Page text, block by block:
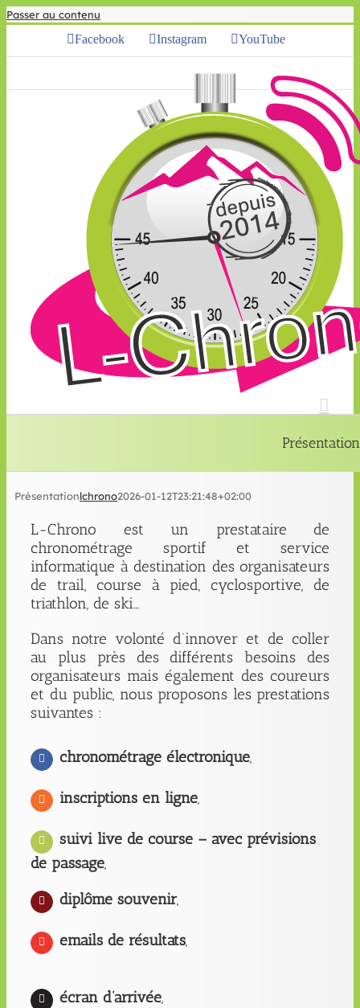
Passer au contenu
Facebook Instagram YouTube
Présentation
Présentationlchrono2026-01-12T23:21:48+02:00
L-Chrono est un prestataire de
chronométrage sportif et service
informatique à destination des organisateurs
de trail, course à pied, cyclosportive, de
triathlon, de ski…
Dans notre volonté d’innover et de coller
au plus près des différents besoins des
organisateurs mais également des coureurs
et du public, nous proposons les prestations
suivantes :
chronométrage électronique,
inscriptions en ligne,
suivi live de course – avec prévisions
de passage,
diplôme souvenir,
emails de résultats,
écran d’arrivée,